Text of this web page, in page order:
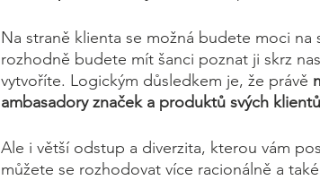
Na straně klienta se možná budete moci
rozhodně budete mít šanci poznat ji skrz
vytvoříte. Logickým důsledkem je, že právě
ambasadory značek a produktů svých
Ale i větší odstup a diverzita, kterou vám
můžete se rozhodovat více racionálně a také